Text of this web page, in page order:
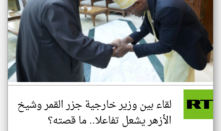
لقاء بين وزير خارجية جزر القمر وشيخ
الأزهر يشعل تفاعلا.. ما قصته؟